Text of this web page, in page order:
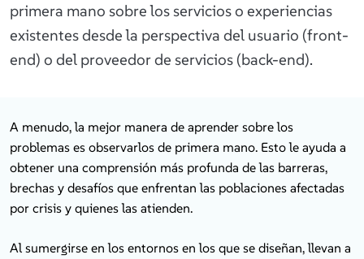
primera mano sobre los servicios o experiencias
existentes desde la perspectiva del usuario (front-
end) o del proveedor de servicios (back-end).
A menudo, la mejor manera de aprender sobre los
problemas es observarlos de primera mano. Esto le ayuda a
obtener una comprensión más profunda de las barreras,
brechas y desafíos que enfrentan las poblaciones afectadas
por crisis y quienes las atienden.
Al sumergirse en los entornos en los que se diseñan, llevan a